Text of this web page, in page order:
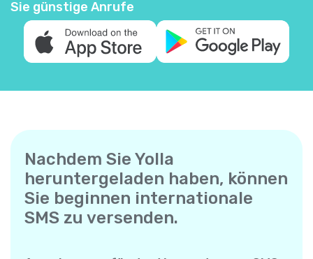
Sie günstige Anrufe
Nachdem Sie Yolla
heruntergeladen haben, können
Sie beginnen internationale
SMS zu versenden.